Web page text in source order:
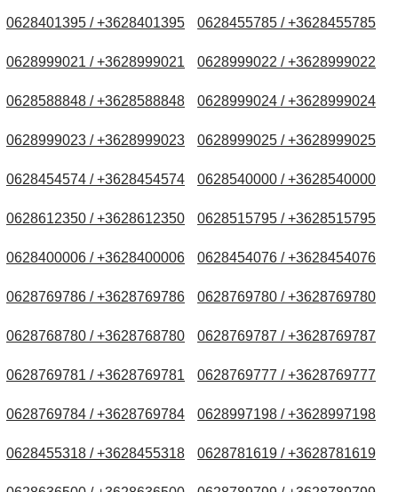
0628401395 / +3628401395 0628455785 / +3628455785
0628999021 / +3628999021 0628999022 / +3628999022
0628588848 / +3628588848 0628999024 / +3628999024
0628999023 / +3628999023 0628999025 / +3628999025
0628454574 / +3628454574 0628540000 / +3628540000
0628612350 / +3628612350 0628515795 / +3628515795
0628400006 / +3628400006 0628454076 / +3628454076
0628769786 / +3628769786 0628769780 / +3628769780
0628768780 / +3628768780 0628769787 / +3628769787
0628769781 / +3628769781 0628769777 / +3628769777
0628769784 / +3628769784 0628997198 / +3628997198
0628455318 / +3628455318 0628781619 / +3628781619